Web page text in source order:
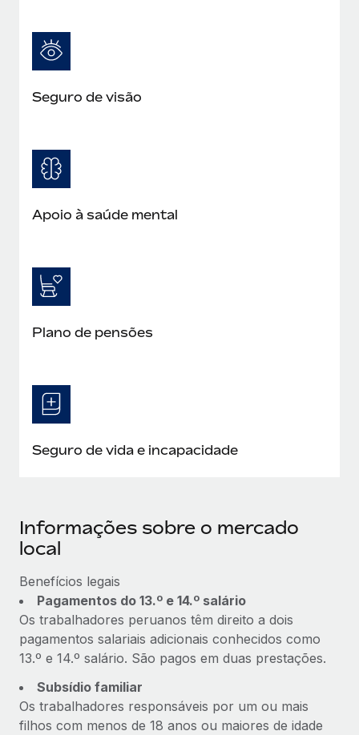
Seguro de visão
Apoio à saúde mental
Plano de pensões
Seguro de vida e incapacidade
Informações sobre o mercado
local
Benefícios legais
Pagamentos do 13.º e 14.º salário
Os trabalhadores peruanos têm direito a dois
pagamentos salariais adicionais conhecidos como
13.º e 14.º salário. São pagos em duas prestações.
Subsídio familiar
Os trabalhadores responsáveis por um ou mais
filhos com menos de 18 anos ou maiores de idade